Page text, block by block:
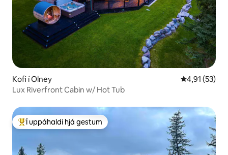
Kofi í Olney 4,91 af 5 í
4,91 (53)
Lux Riverfront Cabin w/ Hot Tub
Í mestu uppáhaldi hjá gestum
Í uppáhaldi hjá gestum